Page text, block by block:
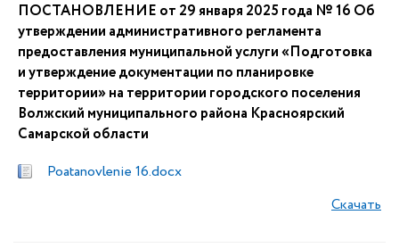
ПОСТАНОВЛЕНИЕ от 29 января 2025 года № 16 Об
утверждении административного регламента
предоставления муниципальной услуги «Подготовка
и утверждение документации по планировке
территории» на территории городского поселения
Волжский муниципального района Красноярский
Самарской области
Poatanovlenie 16.docx
Скачать